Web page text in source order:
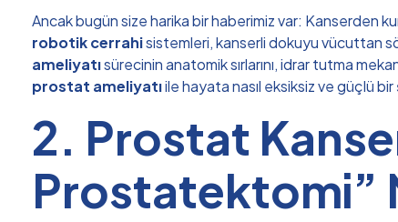
Ancak bugün size harika bir haberimiz var: Kanserden
robotik cerrahisistemleri, kanserli dokuyu vücuttan
ameliyatısürecinin anatomik sırlarını, idrar tutma
prostat ameliyatıile hayata nasıl eksiksiz ve güçlü
2. Prostat
Prostatektomi”